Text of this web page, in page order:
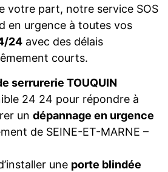
votre part, notre service SOS
en urgence à toutes vos
24 avec des délais
courts.
serrurerie TOUQUIN
24 24 pour répondre à
un dépannage en urgence
de SEINE-ET-MARNE –
une porte blindée